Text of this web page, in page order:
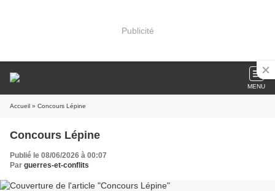
Publicité
MENU
Accueil » Concours Lépine
Concours Lépine
Publié le 08/06/2026 à 00:07
Par guerres-et-conflits